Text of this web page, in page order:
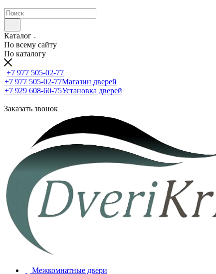
Каталог
По всему сайту
По каталогу
+7 977 505-02-77
+7 977 505-02-77Магазин дверей
+7 929 608-60-75Установка дверей
Заказать звонок
Межкомнатные двери